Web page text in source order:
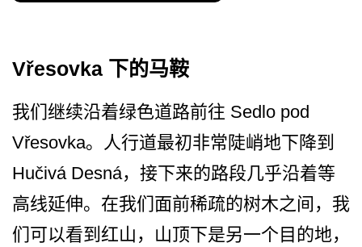
Vřesovka 下的马鞍
我们继续沿着绿色道路前往 Sedlo pod
Vřesovka。人行道最初非常陡峭­地下降到
Hučivá Desná，接下来的路段几乎沿­着等
高线延伸。在我们面前稀疏的树木之间，我
们可以­看到红山，山顶下是另一个目的地，